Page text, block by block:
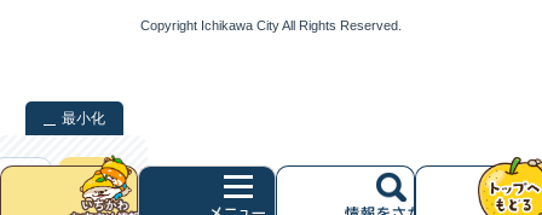
Copyright Ichikawa City All Rights Reserved.
最小化
検索
クリア